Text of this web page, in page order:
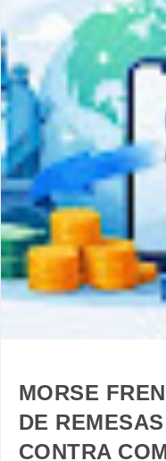
MORSE
DE
CONTRA